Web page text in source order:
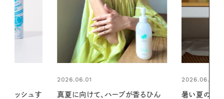
が香るひん
2026.06.01
暑い夏のナイトルーティン。私を整
2026.06.01
お出かけ前